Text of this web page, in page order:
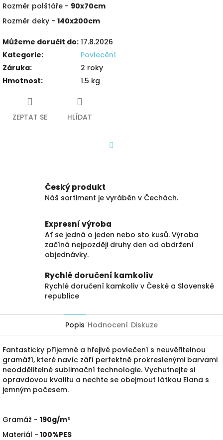
Rozměr polštáře - 90x70cm
Rozměr deky - 140x200cm
Můžeme doručit do: 17.8.2026
Kategorie:
Povlecění
Záruka:
2 roky
Hmotnost: 1.5 kg
ZEPTAT SE HLÍDAT
Český produkt
Náš sortiment je vyráběn v Čechách.
Expresní výroba
Ať se jedná o jeden nebo sto kusů. Výroba
začíná nejpozději druhy den od obdržení
objednávky.
Rychlé doručení kamkoliv
Rychlé doručení kamkoliv v České a Slovenské
republice
Popis Hodnocení Diskuze
Fantasticky příjemné a hřejivé povlečení s neuvěřitelnou
gramáží, které navíc září perfektně prokreslenými barvami
neoddělitelné sublimační technologie. Vychutnejte si
opravdovou kvalitu a nechte se obejmout látkou Elana s
jemným počesem.
Gramáž - 190g/m²
Materiál - 100%PES